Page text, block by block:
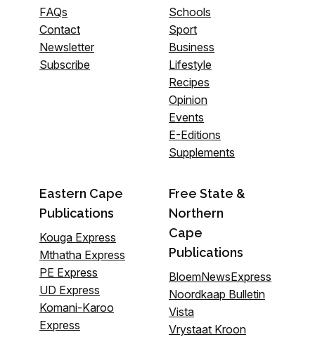
FAQs
Contact
Newsletter
Subscribe
Schools
Sport
Business
Lifestyle
Recipes
Opinion
Events
E-Editions
Supplements
Eastern Cape
Publications
Kouga Express
Mthatha Express
PE Express
UD Express
Komani-Karoo
Express
Free State &
Northern
Cape
Publications
BloemNewsExpress
Noordkaap Bulletin
Vista
Vrystaat Kroon